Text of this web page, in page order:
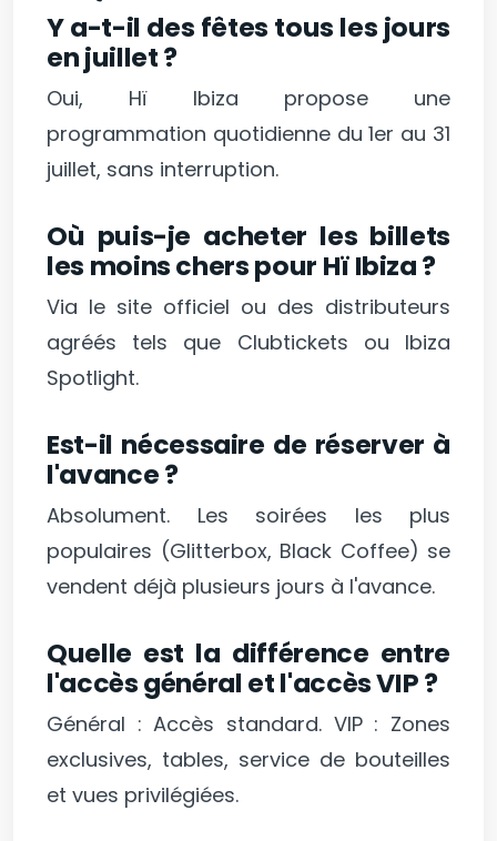
Y a-t-il des fêtes tous les jours
en juillet ?
Oui, Hï Ibiza propose une
programmation quotidienne du 1er au 31
juillet, sans interruption.
Où puis-je acheter les billets
les moins chers pour Hï Ibiza ?
Via le site officiel ou des distributeurs
agréés tels que Clubtickets ou Ibiza
Spotlight.
Est-il nécessaire de réserver à
l'avance ?
Absolument. Les soirées les plus
populaires (Glitterbox, Black Coffee) se
vendent déjà plusieurs jours à l'avance.
Quelle est la différence entre
l'accès général et l'accès VIP ?
Général : Accès standard. VIP : Zones
exclusives, tables, service de bouteilles
et vues privilégiées.